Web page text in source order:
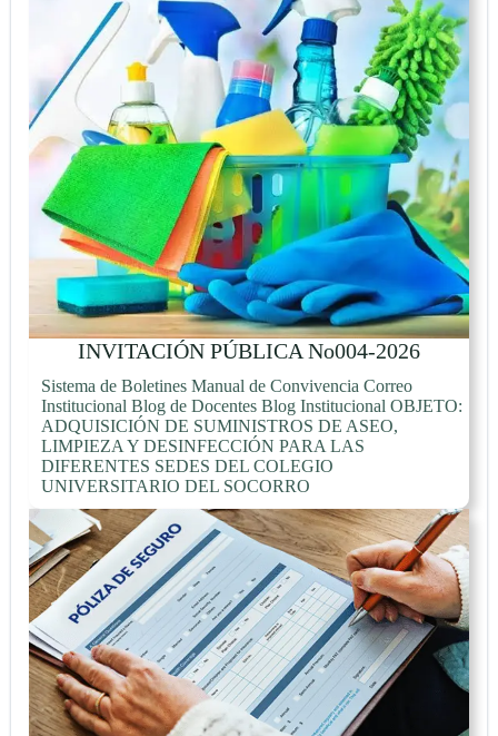
INVITACIÓN PÚBLICA No004-2026
Sistema de Boletines Manual de Convivencia Correo
Institucional Blog de Docentes Blog Institucional OBJETO:
ADQUISICIÓN DE SUMINISTROS DE ASEO,
LIMPIEZA Y DESINFECCIÓN PARA LAS
DIFERENTES SEDES DEL COLEGIO
UNIVERSITARIO DEL SOCORRO